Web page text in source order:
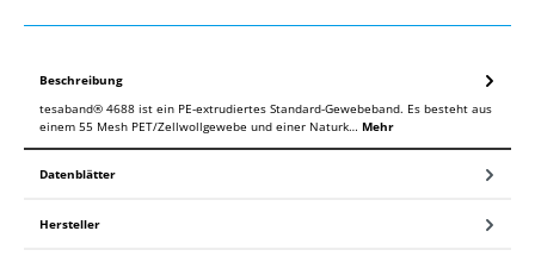
Beschreibung
tesaband® 4688 ist ein PE-extrudiertes Standard-Gewebeband. Es besteht aus
einem 55 Mesh PET/Zellwollgewebe und einer Naturk… Mehr
Datenblätter
Hersteller